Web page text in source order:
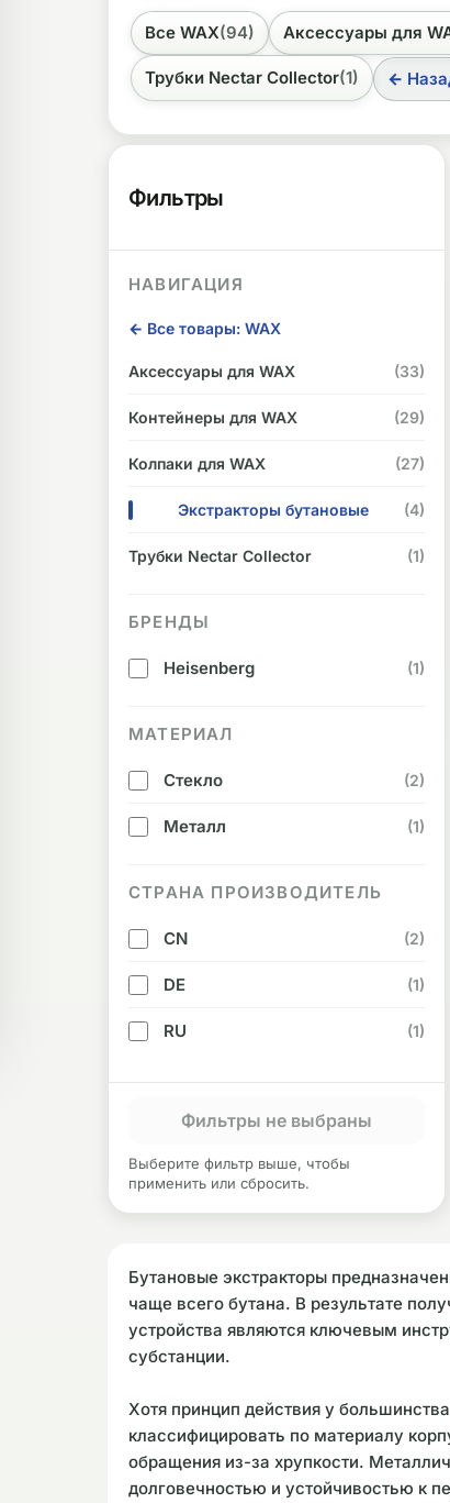
бонги Необычные
найти продукцию от европейских
Все WAX(94) Аксессуары для
Трубки Nectar Collector(1) ←
Фильтры
НАВИГАЦИЯ
← Все товары: WAX
Аксессуары для WAX (33)
Контейнеры для WAX (29)
Колпаки для WAX (27)
Экстракторы бутановые (4)
Трубки Nectar Collector (1)
БРЕНДЫ
Heisenberg (1)
МАТЕРИАЛ
Стекло (2)
Металл (1)
СТРАНА ПРОИЗВОДИТЕЛЬ
CN (2)
DE (1)
RU (1)
Фильтры не выбраны
Выберите фильтр выше, чтобы
применить или сбросить.
Бутановые экстракторы
чаще всего бутана. В результате
устройства являются ключевым
субстанции.
Хотя принцип действия у
классифицировать по материалу
обращения из-за хрупкости.
долговечностью и устойчивостью к